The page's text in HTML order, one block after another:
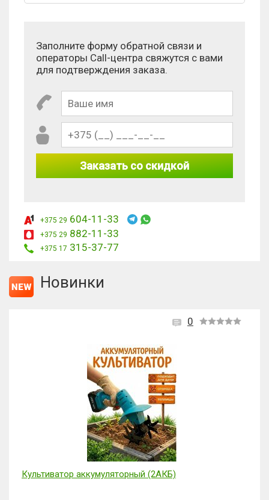
Антиспам:
Заполните форму обратной связи и
операторы Call-центра свяжутся с вами
для подтверждения заказа.
Заказать со скидкой
+375 29 604-11-33
+375 29 882-11-33
+375 17 315-37-77
Новинки
0
Культиватор аккумуляторный (2АКБ)